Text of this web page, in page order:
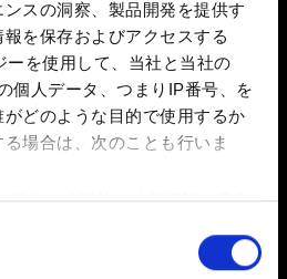
スの洞察、製品開発を提供す
を保存およびアクセスする
を使用して、当社と当社の
個人データ、つまりIP番号、を
どのような目的で使用するか
る場合は、次のことも行いま
誤差の地理的な位置情報を収集
ンガープリント）を積極的にス
細
添付できます。例：グラフィック